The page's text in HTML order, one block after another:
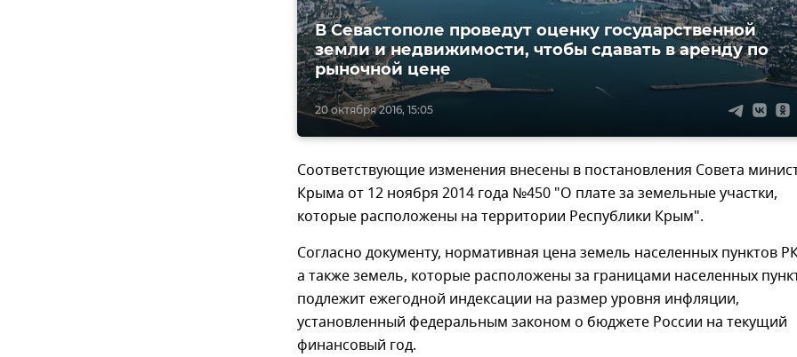
20 октября 2016, 15:05
В Севастополе проведут оценку государственной
земли и недвижимости, чтобы сдавать в аренду по
рыночной цене
Соответствующие изменения внесены в постановления Совета
Крыма от 12 ноября 2014 года №450 "О плате за земельные участки,
которые расположены на территории Республики Крым".
Согласно документу, нормативная цена земель населенных пунктов
а также земель, которые расположены за границами населенных
подлежит ежегодной индексации на размер уровня инфляции,
установленный федеральным законом о бюджете России на текущий
финансовый год.